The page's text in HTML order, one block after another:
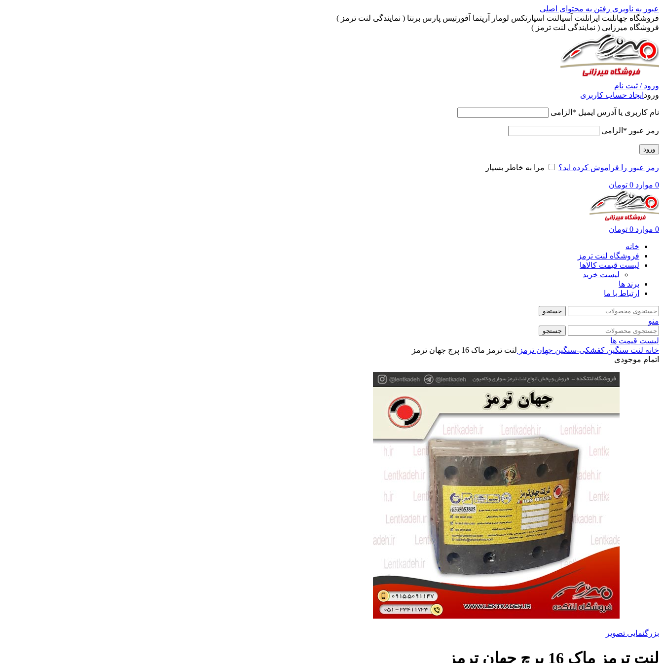
عبور به ناوبری رفتن به محتوای اصلی
فروشگاه جهانلنت ایرانلنت آسیالنت اسپارتکس لومار آریتما آفورتیس پارس برنتا ( نمایندگی لنت ترمز )
فروشگاه میرزایی ( نمایندگی لنت ترمز )
ورود / ثبت نام
ورود ایجاد حساب کاربری
نام کاربری یا آدرس ایمیل * الزامی
رمز عبور * الزامی
ورود
رمز عبور را فراموش کرده اید؟ مرا به خاطر بسپار
0 موارد 0 تومان
0 موارد 0 تومان
خانه
فروشگاه لنت ترمز
لیست قیمت کالاها
لیست خرید
برند ها
ارتباط با ما
جستجو
منو
جستجو
لیست قیمت ها
خانه لنت سنگین کفشکی-سنگین جهان ترمز لنت ترمز ماک 16 پرچ جهان ترمز
اتمام موجودی
بزرگنمایی تصویر
لنت ترمز ماک 16 پرچ جهان ترمز